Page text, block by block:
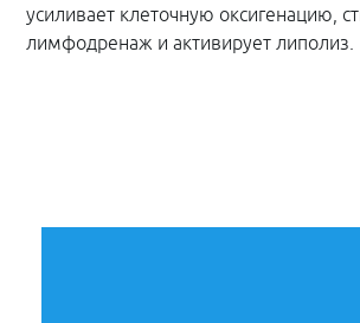
усиливает клеточную оксигенацию,
лимфодренаж и активирует липолиз.